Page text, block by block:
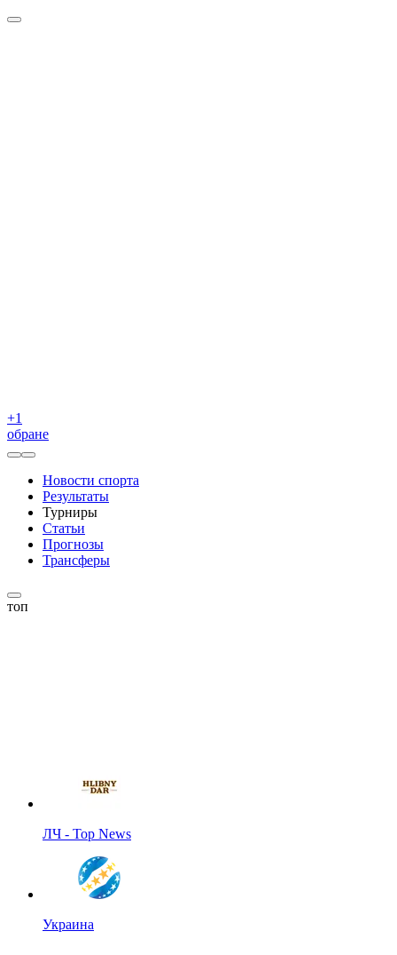
+1
обране
Новости спорта
Результаты
Турниры
Статьи
Прогнозы
Трансферы
топ
ЛЧ - Top News
Украина